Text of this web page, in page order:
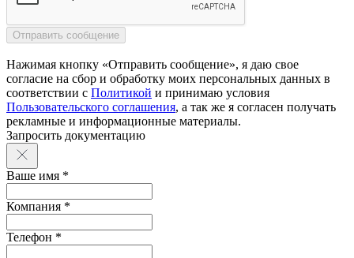
Нажимая кнопку «Отправить сообщение», я даю свое
согласие на сбор и обработку моих персональных данных в
соответствии с Политикой и принимаю условия
Пользовательского соглашения, а так же я согласен получать
рекламные и информационные материалы.
Запросить документацию
Ваше имя *
Компания *
Телефон *